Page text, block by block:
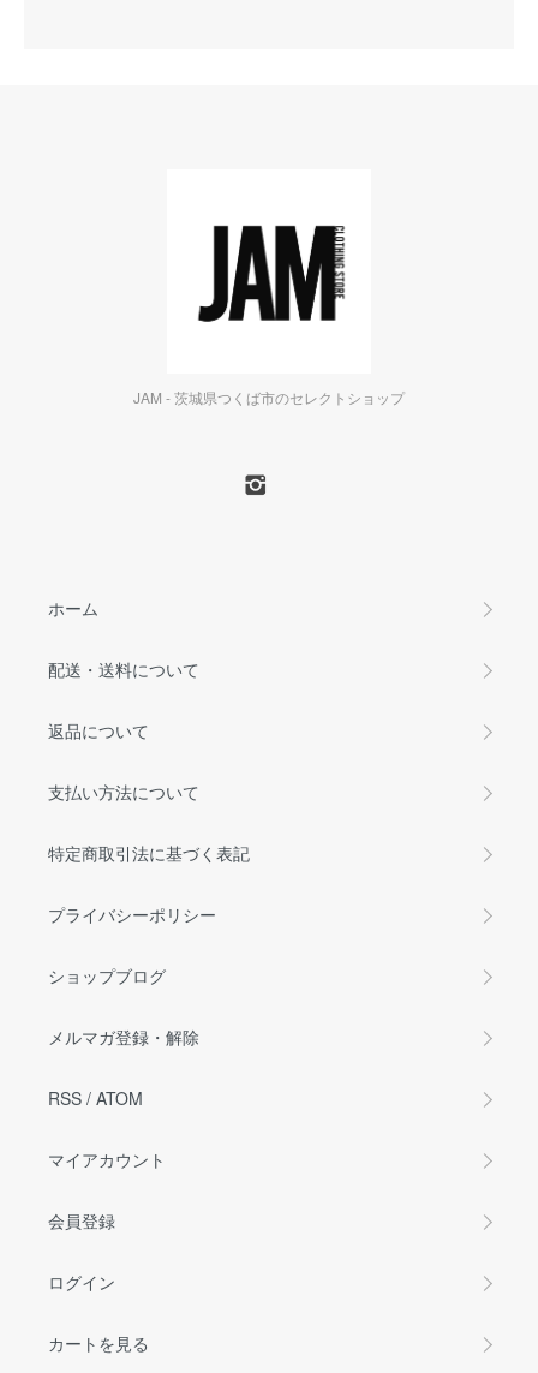
JAM - 茨城県つくば市のセレクトショップ
ホーム
配送・送料について
返品について
支払い方法について
特定商取引法に基づく表記
プライバシーポリシー
ショップブログ
メルマガ登録・解除
RSS / ATOM
マイアカウント
会員登録
ログイン
カートを見る